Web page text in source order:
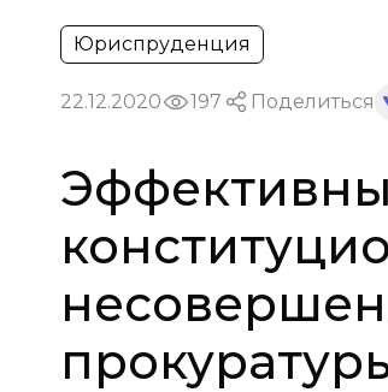
Юриспруденция
22.12.2020 197 Поделиться